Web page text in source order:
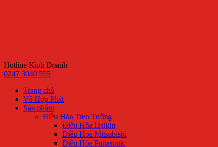
Hotline Kinh Doanh
0247 3040 555
Trang chủ
Về Hợp Phát
Sản phẩm
Điều Hòa Treo Tường
Điều Hòa Daikin
Điều Hoà Mitsubishi
Điều Hòa Panasonic